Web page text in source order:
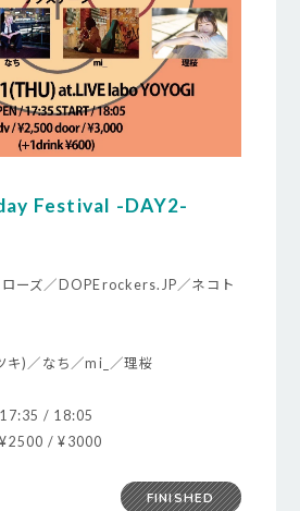
Festival -DAY2-
ーズ／DOPErockers.JP／ネコト
キ)／なち／mi_／理桜
17:35 / 18:05
¥2500 / ¥3000
FINISHED